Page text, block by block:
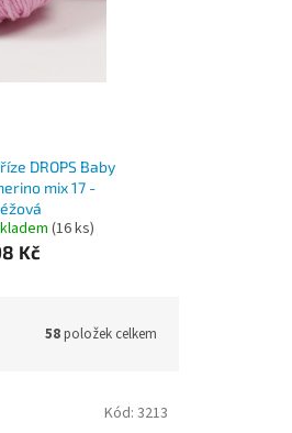
DROPS Baby
mix 17 -
(16 ks)
Kč
58položek celkem
Kód: 3213